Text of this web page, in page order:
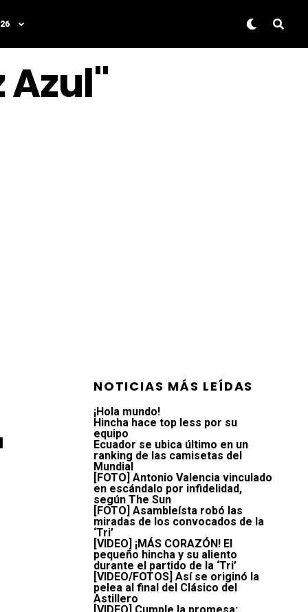
Azul"
NOTICIAS MÁS LEÍDAS
¡Hola mundo!
Hincha hace top less por su
equipo
Ecuador se ubica último en un
ranking de las camisetas del
Mundial
[FOTO] Antonio Valencia vinculado
en escándalo por infidelidad,
según The Sun
[FOTO] Asambleísta robó las
miradas de los convocados de la
‘Tri’
[VIDEO] ¡MÁS CORAZÓN! El
pequeño hincha y su aliento
durante el partido de la ‘Tri’
[VIDEO/FOTOS] Así se originó la
pelea al final del Clásico del
Astillero